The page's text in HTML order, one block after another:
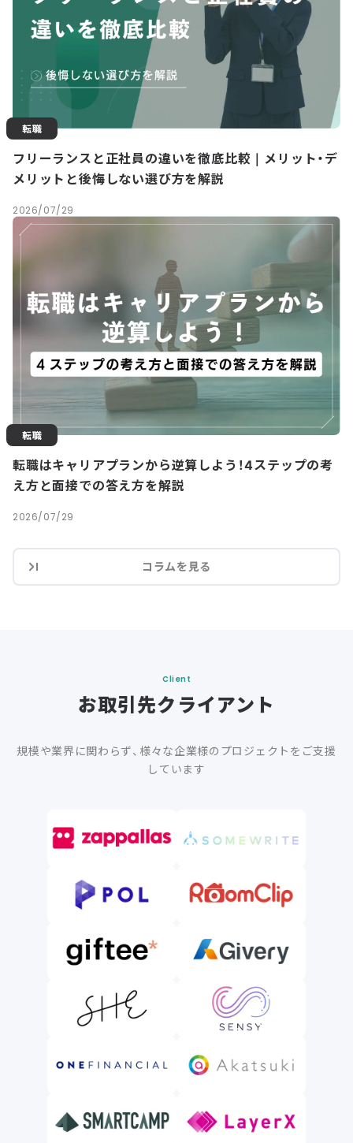
転職
フリーランスと正社員の違いを徹底比較｜メリット・デ
メリットと後悔しない選び方を解説
2026/07/29
転職
転職はキャリアプランから逆算しよう！4ステップの考
え方と面接での答え方を解説
2026/07/29
コラムを見る
Client
お取引先クライアント
規模や業界に関わらず、様々な企業様のプロジェクトをご支援